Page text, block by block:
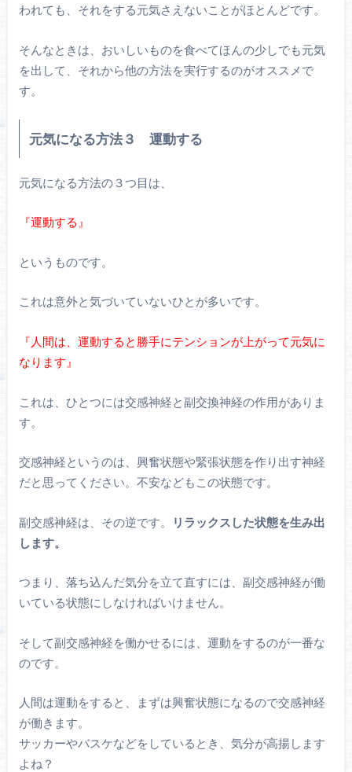
われても、それをする元気さえないことがほとんどです。
そんなときは、おいしいものを食べてほんの少しでも元気
を出して、それから他の方法を実行するのがオススメで
す。
元気になる方法３ 運動する
元気になる方法の３つ目は、
『運動する』
というものです。
これは意外と気づいていないひとが多いです。
『人間は、運動すると勝手にテンションが上がって元気に
なります』
これは、ひとつには交感神経と副交換神経の作用がありま
す。
交感神経というのは、興奮状態や緊張状態を作り出す神経
だと思ってください。不安などもこの状態です。
副交感神経は、その逆です。
リラックスした状態を生み出
します。
つまり、落ち込んだ気分を立て直すには、副交感神経が働
いている状態にしなければいけません。
そして副交感神経を働かせるには、運動をするのが一番な
のです。
人間は運動をすると、まずは興奮状態になるので交感神経
が働きます。
サッカーやバスケなどをしているとき、気分が高揚します
よね？